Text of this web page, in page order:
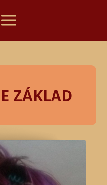
ZÁKLAD